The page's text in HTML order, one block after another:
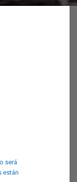
será
están